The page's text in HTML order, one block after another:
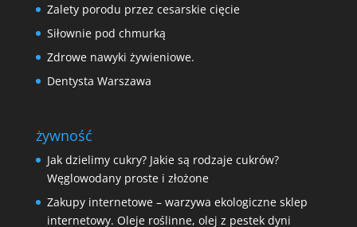
Zalety porodu przez cesarskie cięcie
Siłownie pod chmurką
Zdrowe nawyki żywieniowe.
Dentysta Warszawa
żywność
Jak dzielimy cukry? Jakie są rodzaje cukrów?
Węglowodany proste i złożone
Zakupy internetowe – warzywa ekologiczne sklep
internetowy. Oleje roślinne, olej z pestek dyni